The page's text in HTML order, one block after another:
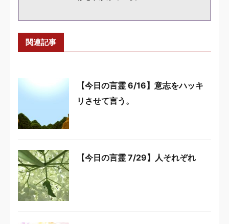
関連記事
【今日の言霊 6/16】意志をハッキ
リさせて言う。
【今日の言霊 7/29】人それぞれ